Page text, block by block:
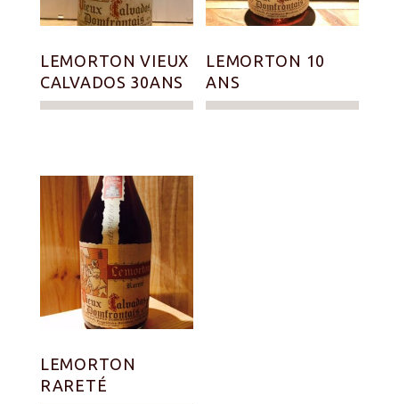
LEMORTON VIEUX
CALVADOS 30ANS
LEMORTON 10
ANS
LEMORTON
RARETÉ